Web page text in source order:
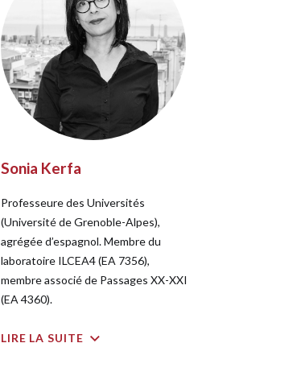
Sonia Kerfa
Professeure des Universités
(Université de Grenoble-Alpes),
agrégée d’espagnol. Membre du
laboratoire ILCEA4 (EA 7356),
membre associé de Passages XX-XXI
(EA 4360).
LIRE LA SUITE